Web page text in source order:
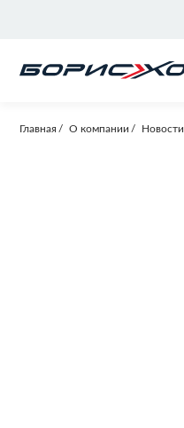
Главная О компании Новости